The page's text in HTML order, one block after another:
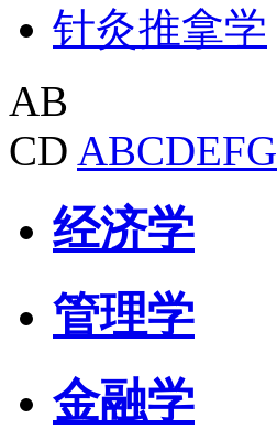
针灸推拿学
AB
CD ABCDEFG
经济学
管理学
金融学